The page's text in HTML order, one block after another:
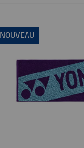
NOUVEAU